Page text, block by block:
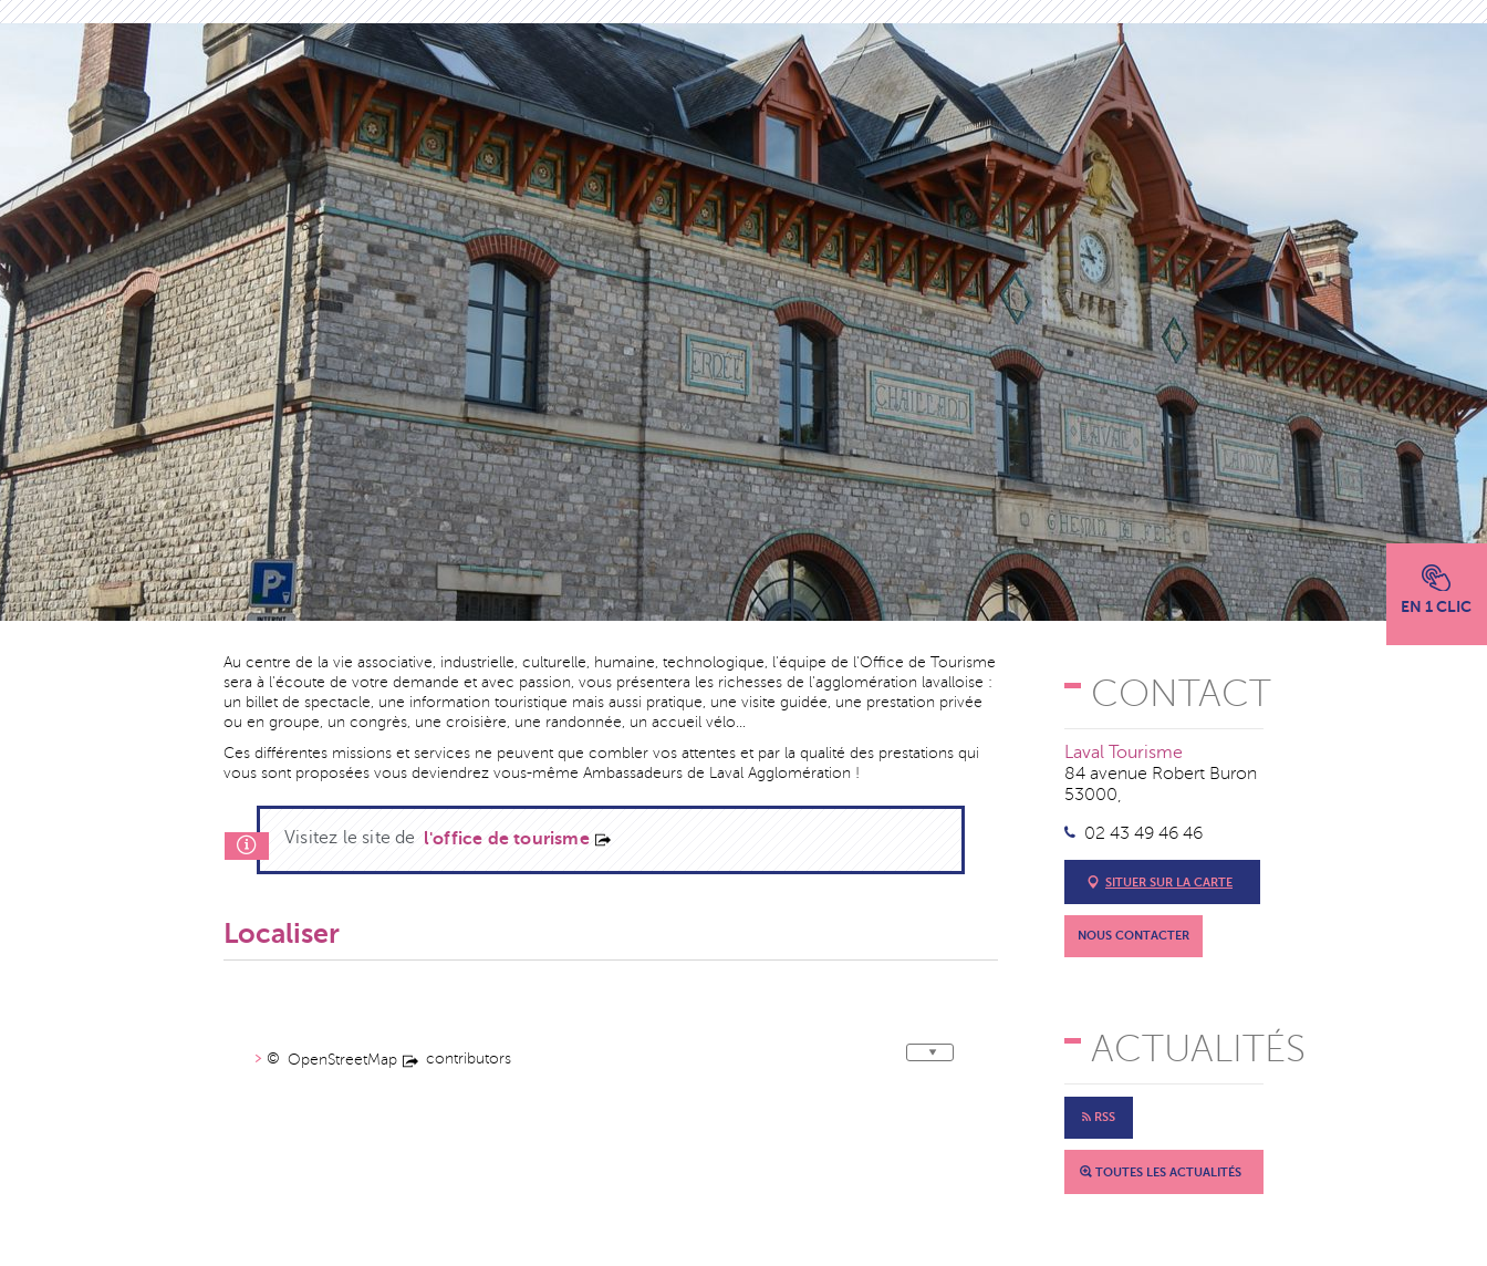
EN 1 CLIC
Au centre de la vie associative, industrielle, culturelle, humaine, technologique, l'équipe de l'Office de Tourisme
sera à l'écoute de votre demande et avec passion, vous présentera les richesses de l'agglomération lavalloise :
un billet de spectacle, une information touristique mais aussi pratique, une visite guidée, une prestation privée
ou en groupe, un congrès, une croisière, une randonnée, un accueil vélo…
Ces différentes missions et services ne peuvent que combler vos attentes et par la qualité des prestations qui
vous sont proposées vous deviendrez vous-même Ambassadeurs de Laval Agglomération !
Visitez le site de l'office de tourisme
Localiser
© OpenStreetMap contributors
CONTACT
Laval Tourisme
84 avenue Robert Buron
53000,
02 43 49 46 46
SITUER SUR LA CARTE
NOUS CONTACTER
ACTUALITÉS
RSS
TOUTES LES ACTUALITÉS